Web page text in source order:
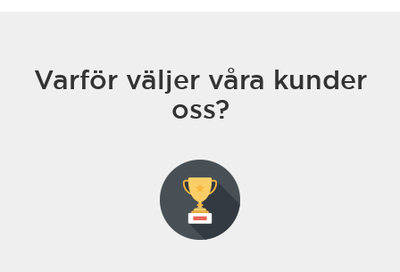
Varför väljer våra kunder
oss?